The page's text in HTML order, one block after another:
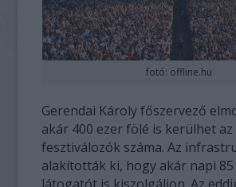
fotó: offline.hu
Gerendai Károly főszervező
akár 400 ezer fölé is kerülhet az
fesztiválozók száma. Az
alakították ki, hogy akár napi